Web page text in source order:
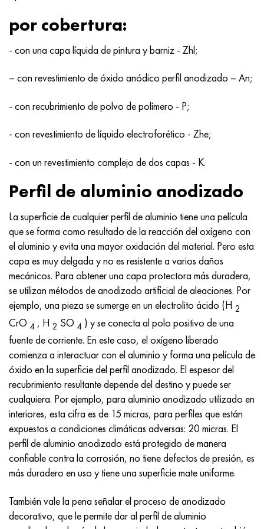
por cobertura:
- con una capa líquida de pintura y barniz - Zhl;
– con revestimiento de óxido anódico perfil anodizado – An;
- con recubrimiento de polvo de polímero - P;
- con revestimiento de líquido electroforético - Zhe;
- con un revestimiento complejo de dos capas - K.
Perfil de aluminio anodizado
La superficie de cualquier perfil de aluminio tiene una película
que se forma como resultado de la reacción del oxígeno con
el aluminio y evita una mayor oxidación del material. Pero esta
capa es muy delgada y no es resistente a varios daños
mecánicos. Para obtener una capa protectora más duradera,
se utilizan métodos de anodizado artificial de aleaciones. Por
ejemplo, una pieza se sumerge en un electrolito ácido (H 2
CrO 4 , H 2 SO 4 ) y se conecta al polo positivo de una
fuente de corriente. En este caso, el oxígeno liberado
comienza a interactuar con el aluminio y forma una película de
óxido en la superficie del perfil anodizado. El espesor del
recubrimiento resultante depende del destino y puede ser
cualquiera. Por ejemplo, para aluminio anodizado utilizado en
interiores, esta cifra es de 15 micras, para perfiles que están
expuestos a condiciones climáticas adversas: 20 micras. El
perfil de aluminio anodizado está protegido de manera
confiable contra la corrosión, no tiene defectos de presión, es
más duradero en uso y tiene una superficie mate uniforme.
También vale la pena señalar el proceso de anodizado
decorativo, que le permite dar al perfil de aluminio
Hastelloy C2000
45X, 45h, 1.7035